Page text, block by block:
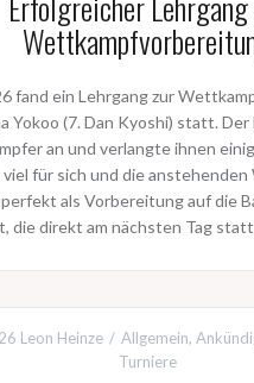
fand ein Lehrgang zur
Yokoo (7. Dan Kyoshi) statt.
an und verlangte ihnen
für sich und die
als Vorbereitung auf die
die direkt am nächsten Tag
Leon Heinze Allgemein,
Turniere